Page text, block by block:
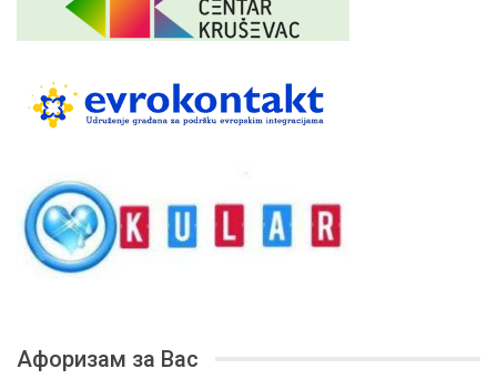
Афоризам за Вас